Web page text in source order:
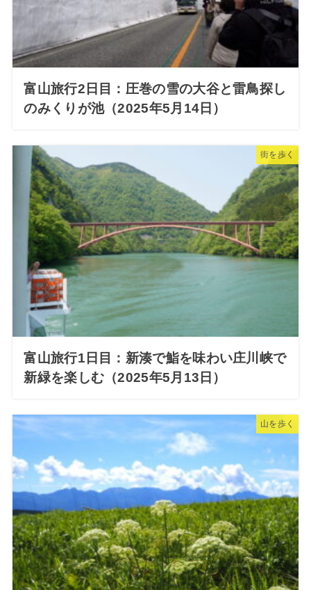
富山旅行2日目：圧巻の雪の大谷と雷鳥探し
のみくりが池（2025年5月14日）
街を歩く
富山旅行1日目：新湊で鮨を味わい庄川峡で
新緑を楽しむ（2025年5月13日）
山を歩く